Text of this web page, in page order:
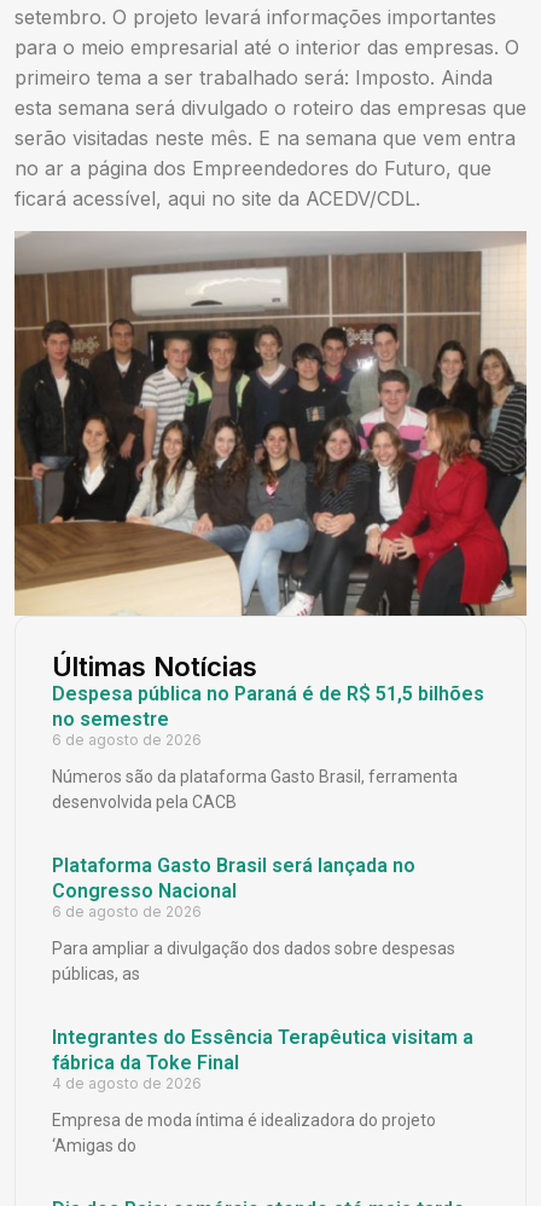
setembro. O projeto levará informações importantes
para o meio empresarial até o interior das empresas. O
primeiro tema a ser trabalhado será: Imposto. Ainda
esta semana será divulgado o roteiro das empresas que
serão visitadas neste mês. E na semana que vem entra
no ar a página dos Empreendedores do Futuro, que
ficará acessível, aqui no site da ACEDV/CDL.
Últimas Notícias
Despesa pública no Paraná é de R$ 51,5 bilhões
no semestre
6 de agosto de 2026
Números são da plataforma Gasto Brasil, ferramenta
desenvolvida pela CACB
Plataforma Gasto Brasil será lançada no
Congresso Nacional
6 de agosto de 2026
Para ampliar a divulgação dos dados sobre despesas
públicas, as
Integrantes do Essência Terapêutica visitam a
fábrica da Toke Final
4 de agosto de 2026
Empresa de moda íntima é idealizadora do projeto
‘Amigas do